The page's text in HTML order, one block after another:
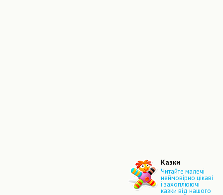
Казки
Читайте малечі
неймовірно цікаві
і захоплюючі
казки від нашого